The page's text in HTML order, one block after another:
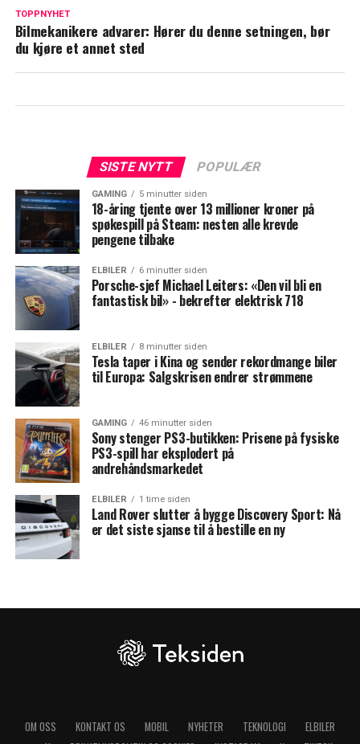
TOPPNYHET
Bilmekanikere advarer: Hører du denne setningen, bør
du kjøre et annet sted
SISTE NYTT POPULÆR
GAMING 5 minutter siden
18-åring tjente over 13 millioner kroner på
spøkespill på Steam: nesten alle krevde
pengene tilbake
ELBILER 6 minutter siden
Porsche-sjef Michael Leiters: «Den vil bli en
fantastisk bil» - bekrefter elektrisk 718
ELBILER 8 minutter siden
Tesla taper i Kina og sender rekordmange biler
til Europa: Salgskrisen endrer strømmene
GAMING 46 minutter siden
Sony stenger PS3-butikken: Prisene på fysiske
PS3-spill har eksplodert på
andrehåndsmarkedet
ELBILER 1 time siden
Land Rover slutter å bygge Discovery Sport: Nå
er det siste sjanse til å bestille en ny
OM OSS KONTAKT OS MOBIL NYHETER TEKNOLOGI
ELBILER